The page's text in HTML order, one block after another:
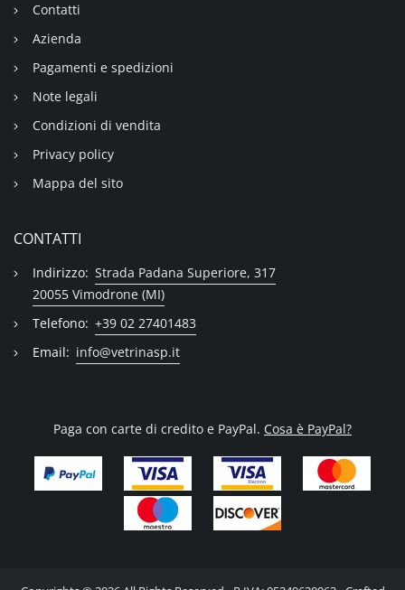
Contatti
Azienda
Pagamenti e spedizioni
Note legali
Condizioni di vendita
Privacy policy
Mappa del sito
CONTATTI
Indirizzo: Strada Padana Superiore, 317
20055 Vimodrone (MI)
Telefono: +39 02 27401483
Email: info@vetrinasp.it
Paga con carte di credito e PayPal. Cosa è PayPal?